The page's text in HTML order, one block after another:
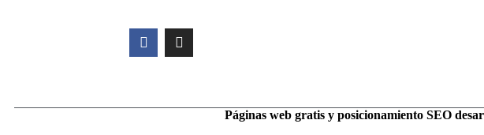
Páginas web gratis y posicionamiento SEO